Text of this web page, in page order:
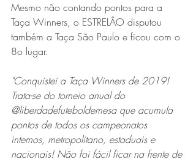
Mesmo não contando pontos para a
Taça Winners, o ESTRELÂO disputou
também a Taça São Paulo e ficou com o
8o lugar.
"Conquistei a Taça Winners de 2019!
Trata-se do torneio anual do
@liberdadefuteboldemesa que acumula
pontos de todos os campeonatos
internos, metropolitano, estaduais e
nacionais! Não foi fácil ficar na frente de